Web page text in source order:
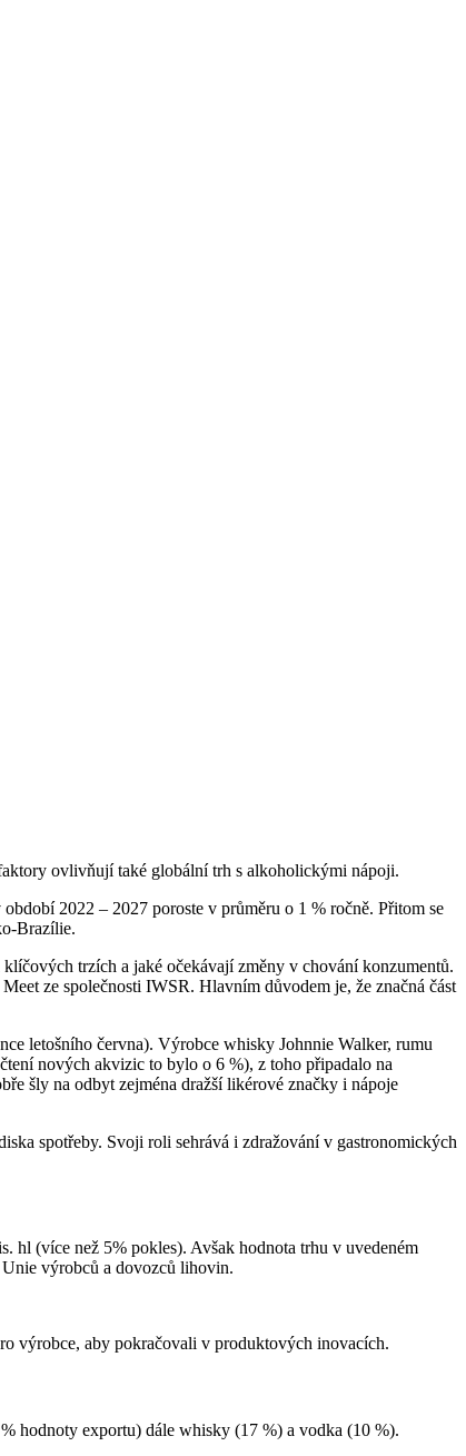
ovlivňují také globální trh s alkoholickými nápoji.
2022 – 2027 poroste v průměru o 1 % ročně. Přitom se
Brazílie.
trzích a jaké očekávají změny v chování konzumentů.
ze společnosti IWSR. Hlavním důvodem je, že značná část
letošního června). Výrobce whisky Johnnie Walker, rumu
nových akvizic to bylo o 6 %), z toho připadalo na
šly na odbyt zejména dražší likérové značky i nápoje
spotřeby. Svoji roli sehrává i zdražování v gastronomických
(více než 5% pokles). Avšak hodnota trhu v uvedeném
výrobců a dovozců lihovin.
výrobce, aby pokračovali v produktových inovacích.
hodnoty exportu) dále whisky (17 %) a vodka (10 %).